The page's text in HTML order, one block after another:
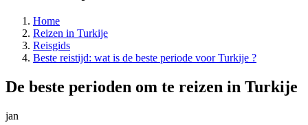
Home
Reizen in Turkije
Reisgids
Beste reistijd: wat is de beste periode voor Turkije ?
De beste perioden om te reizen in Turkije
jan